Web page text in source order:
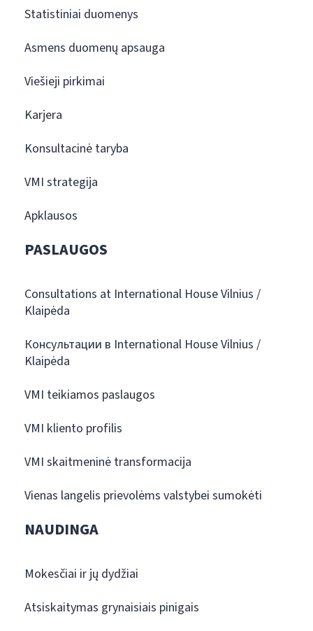
Statistiniai duomenys
Asmens duomenų apsauga
Viešieji pirkimai
Karjera
Konsultacinė taryba
VMI strategija
Apklausos
PASLAUGOS
Consultations at International House Vilnius /
Klaipėda
Консультации в International House Vilnius /
Klaipėda
VMI teikiamos paslaugos
VMI kliento profilis
VMI skaitmeninė transformacija
Vienas langelis prievolėms valstybei sumokėti
NAUDINGA
Mokesčiai ir jų dydžiai
Atsiskaitymas grynaisiais pinigais